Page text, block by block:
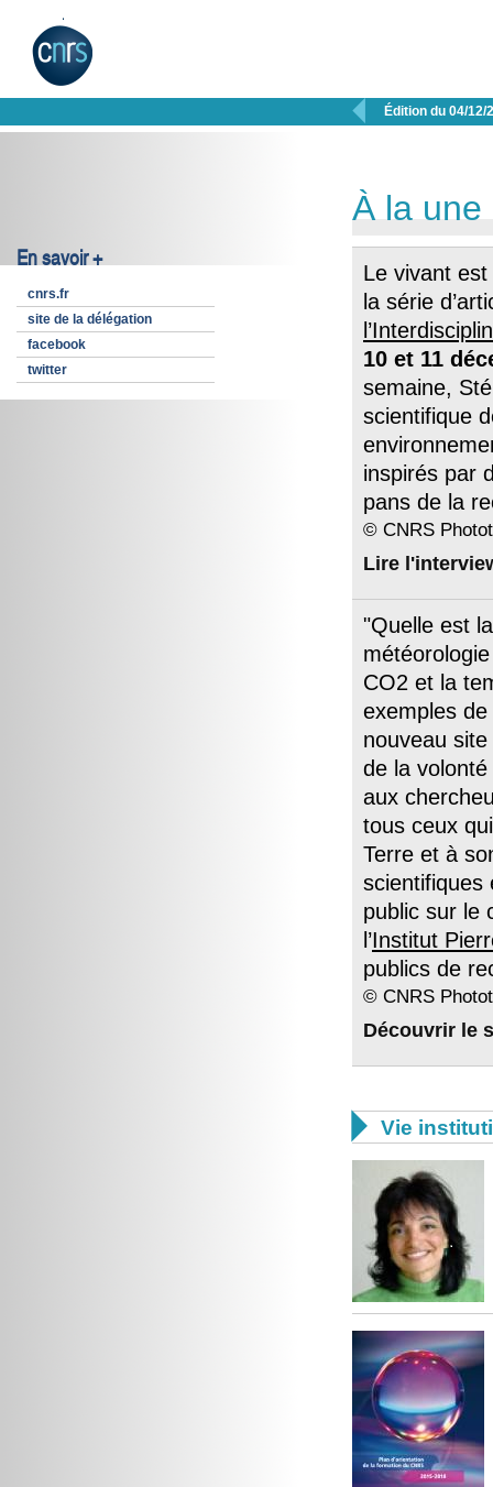
 Édition du 04/12/
En savoir +
cnrs.fr
site de la délégation
facebook
twitter
À la une
Le vivant
la série
10 et 11
semaine,
scientifique
inspirés par
pans de la
© CNRS
Lire
"Quelle est
CO2 et la
exemples
nouveau
de la
aux
tous ceux
Terre et à
scientifiques
public sur le
l’Institut
publics de
© CNRS
Découvrir le
 Vie